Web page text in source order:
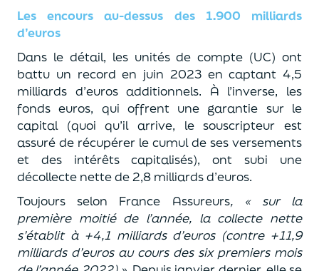
Les encours au-dessus des 1.900 milliards
d’euros
Dans le détail, les unités de compte (UC) ont
battu un record en juin 2023 en captant 4,5
milliards d’euros additionnels. À l’inverse, les
fonds euros, qui offrent une garantie sur le
capital (quoi qu’il arrive, le souscripteur est
assuré de récupérer le cumul de ses versements
et des intérêts capitalisés), ont subi une
décollecte nette de 2,8 milliards d’euros.
Toujours selon France Assureurs, « sur la
première moitié de l’année, la collecte nette
s’établit à +4,1 milliards d’euros (contre +11,9
milliards d’euros au cours des six premiers mois